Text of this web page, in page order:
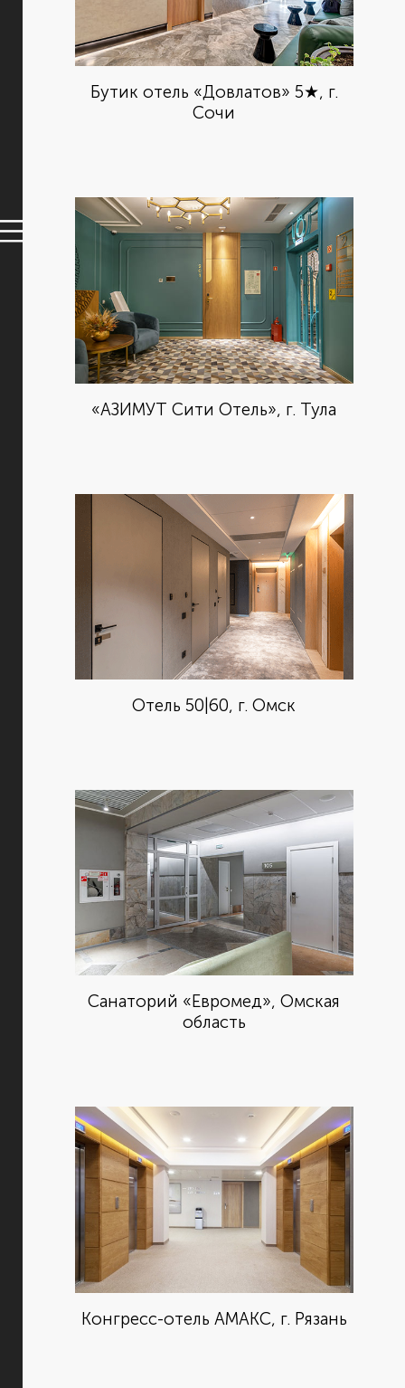
Бутик отель «Довлатов» 5★, г.
Сочи
«АЗИМУТ Сити Отель», г. Тула
Отель 50|60, г. Омск
Санаторий «Евромед», Омская
область
Конгресс-отель АМАКС, г. Рязань